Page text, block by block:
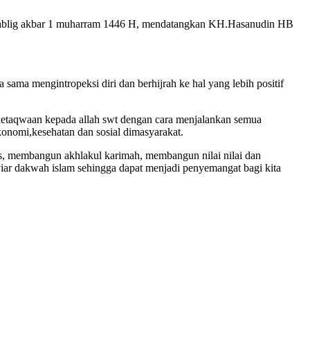
akbar 1 muharram 1446 H, mendatangkan KH.Hasanudin HB
mengintropeksi diri dan berhijrah ke hal yang lebih positif
kepada allah swt dengan cara menjalankan semua
dan sosial dimasyarakat.
membangun akhlakul karimah, membangun nilai nilai dan
dakwah islam sehingga dapat menjadi penyemangat bagi kita